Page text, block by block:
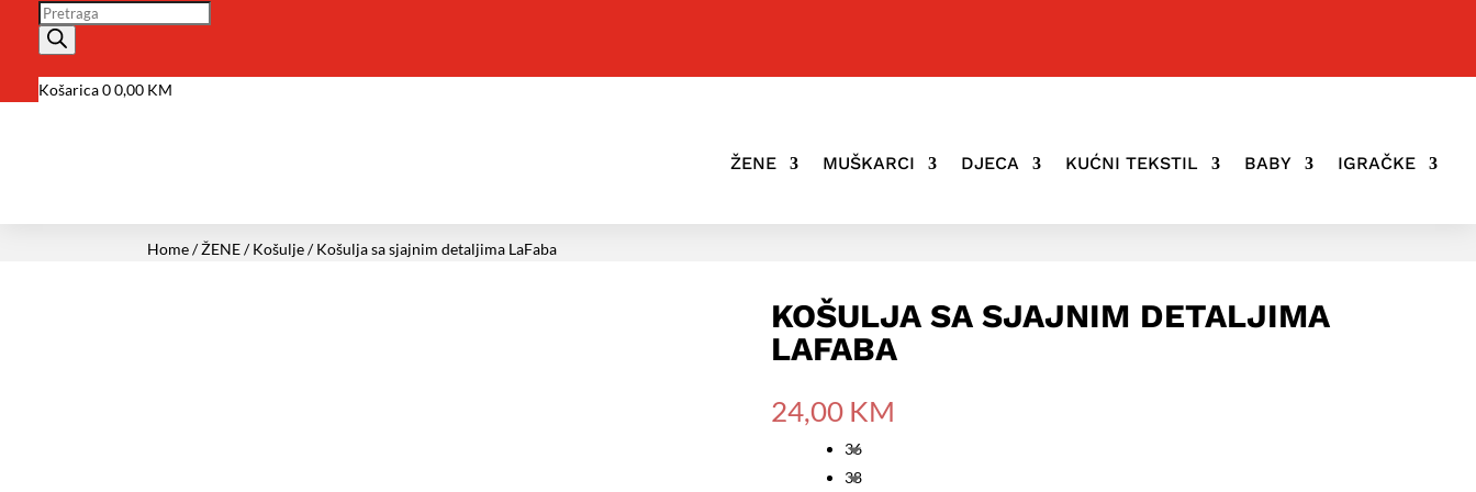
Pretraga
Košarica00,00 KM
ŽENE MUŠKARCI DJECA KUĆNI TEKSTIL BABY IGRAČKE
Home/ŽENE/Košulje/ Košulja sa sjajnim detaljima LaFaba
KOŠULJA SA SJAJNIM DETALJIMA
LAFABA
24,00 KM
36
38